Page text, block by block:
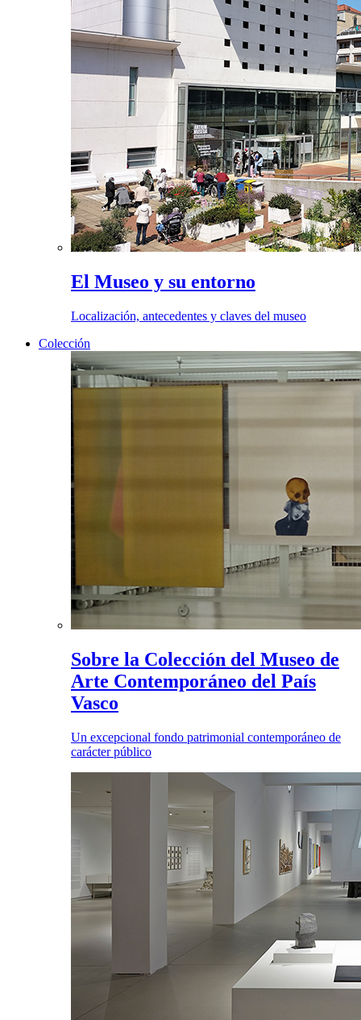
El Museo y su entorno
Localización, antecedentes y claves del museo
Colección
Sobre la Colección del Museo de
Arte Contemporáneo del País
Vasco
Un excepcional fondo patrimonial contemporáneo de
carácter público